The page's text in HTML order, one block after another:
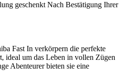
geschenkt Nach Bestätigung Ihrer
Fast In verkörpern die perfekte
ideal um das Leben in vollen Zügen
Abenteurer bieten sie eine